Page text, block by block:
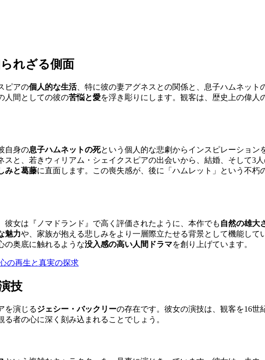
れざる側面
ピアの個人的な生活、特に彼の妻アグネスとの関係と、息子ハムネット
人間としての彼の苦悩と愛を浮き彫りにします。観客は、歴史上の偉
自身の息子ハムネットの死という個人的な悲劇からインスピレーション
と、若きウィリアム・シェイクスピアの出会いから、結婚、そして3
みと葛藤に直面します。この喪失感が、後に「ハムレット」という不朽
彼女は『ノマドランド』で高く評価されたように、本作でも 自然の雄大
魅力や、家族が抱える悲しみをより一層際立たせる背景として機能し
の奥底に触れるような没入感の高い人間ドラマを創り上げています。
の再生と真実の探求
技
を演じるジェシー・バックリーの存在です。彼女の演技は、観客を16
る者の心に深く刻み込まれることでしょう。